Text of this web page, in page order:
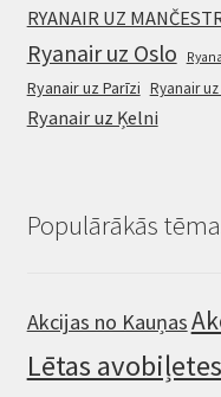
RYANAIR UZ
Ryanair uz Oslo
Ryanair uz Parīzi Ryanair
Ryanair uz Ķelni
Populārākās
Akcijas no Kauņas
Lētas